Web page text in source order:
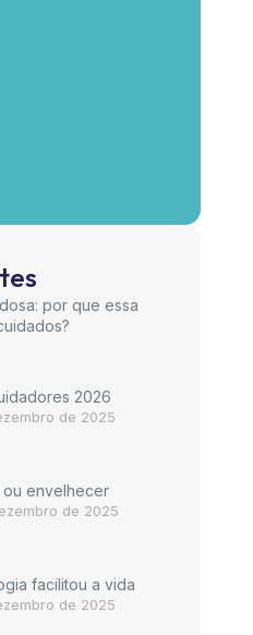
por que essa
2026
de 2025
ou envelhecer
de 2025
facilitou a vida
de 2025